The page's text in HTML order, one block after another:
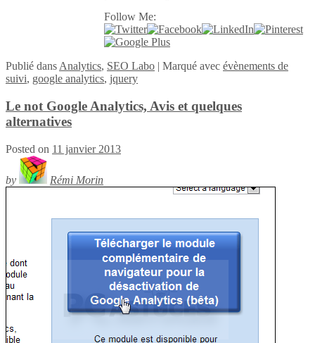
Follow Me:
Publié dans Analytics, SEO Labo | Marqué avec évènements de
suivi, google analytics, jquery
Le not Google Analytics, Avis et quelques
alternatives
Posted on 11 janvier 2013
by Rémi Morin